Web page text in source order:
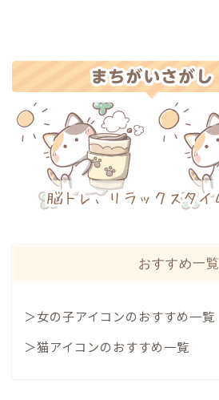
おすすめ一覧
＞女の子アイコンのおすすめ一覧
＞猫アイコンのおすすめ一覧